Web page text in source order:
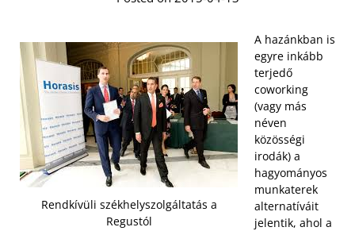
Rendkívüli székhelyszolgáltatás a
Regustól
A hazánkban is
egyre inkább
terjedő
coworking
(vagy más
néven
közösségi
irodák) a
hagyományos
munkaterek
alternatíváit
jelentik, ahol a